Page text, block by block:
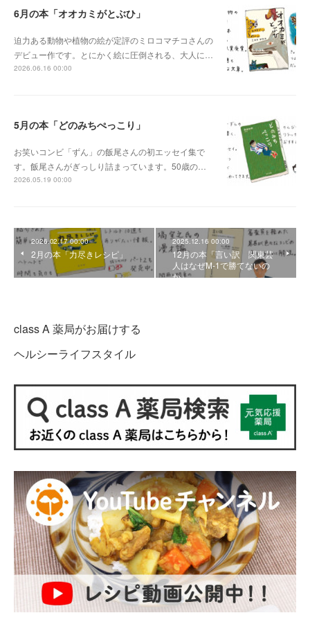
6月の本「オオカミがとぶひ」
迫力ある動物や植物の絵が定評のミロコマチコさんの
デビュー作です。とにかく絵に圧倒される、大人に…
2026.06.16 00:00
5月の本「どのみちぺっこり」
お笑いコンビ「ずん」の飯尾さんの初エッセイ集で
す。飯尾さんがぎっしり詰まっています。50歳の…
2026.05.19 00:00
2026.02.17 00:00
2月の本「力尽きレシピ」
2025.12.16 00:00
12月の本「言い訳 関東芸
人はなぜM-1で勝てないの
か」
class A 薬局がお届けする
ヘルシーライフスタイル